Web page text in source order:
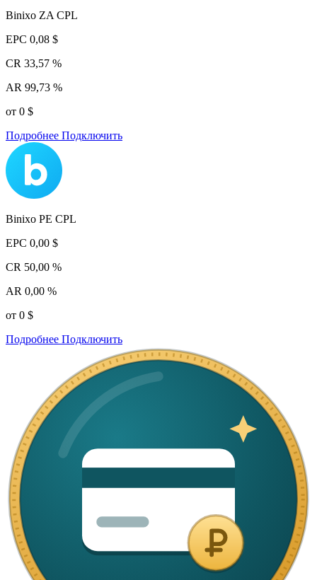
Binixo ZA CPL
EPC 0,08 $
CR 33,57 %
AR 99,73 %
от 0 $
Подробнее Подключить
Binixo PE CPL
EPC 0,00 $
CR 50,00 %
AR 0,00 %
от 0 $
Подробнее Подключить